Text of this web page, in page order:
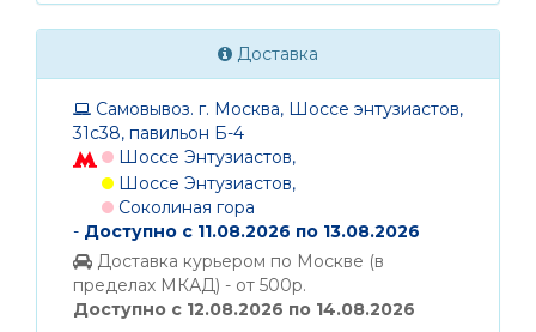
Доставка
Самовывоз. г. Москва, Шоссе энтузиастов,
31с38, павильон Б-4
Шоссе Энтузиастов,
Шоссе Энтузиастов,
Соколиная гора
- Доступно с 11.08.2026 по 13.08.2026
Доставка курьером по Москве (в
пределах МКАД) - от 500р.
Доступно с 12.08.2026 по 14.08.2026